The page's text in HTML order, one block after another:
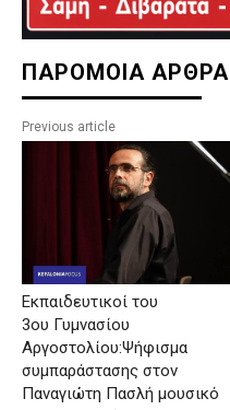
ΠΑΡΟΜΟΙΑ ΑΡΘΡΑ
Previous article
Εκπαιδευτικοί του
3ου Γυμνασίου
Αργοστολίου:Ψήφισμα
συμπαράστασης στον
Παναγιώτη Πασλή μουσικό